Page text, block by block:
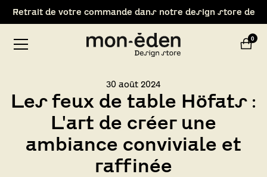
30 août 2024
Les feux de table Höfats :
L'art de créer une
ambiance conviviale et
raffinée
Retrait de votre commande dans notre design store de
Lyon-Brignais 0